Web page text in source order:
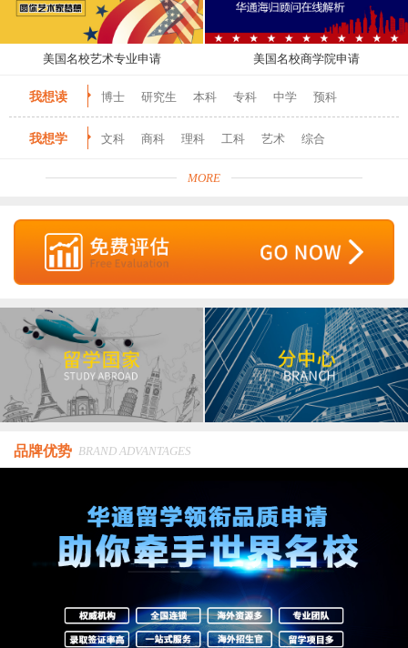
美国名校艺术专业申请 美国名校商学院申请
我想读 博士 研究生 本科 专科 中学 预科
我想学 文科 商科 理科 工科 艺术 综合
MORE
品牌优势 BRAND ADVANTAGES